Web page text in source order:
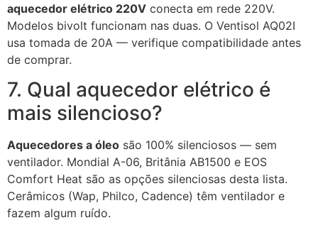
aquecedor elétrico 220V conecta em rede 220V.
Modelos bivolt funcionam nas duas. O Ventisol AQ02I
usa tomada de 20A — verifique compatibilidade antes
de comprar.
7. Qual aquecedor elétrico é
mais silencioso?
Aquecedores a óleo são 100% silenciosos — sem
ventilador. Mondial A-06, Britânia AB1500 e EOS
Comfort Heat são as opções silenciosas desta lista.
Cerâmicos (Wap, Philco, Cadence) têm ventilador e
fazem algum ruído.